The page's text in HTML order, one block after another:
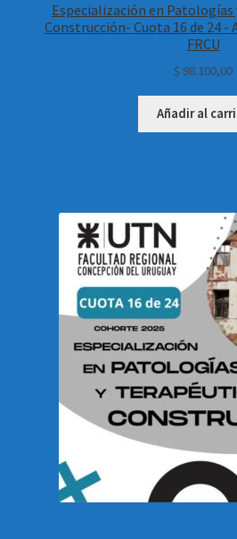
Especialización en Patologías
Construcción- Cuota 16 de 24 -
FRCU
$ 98.100,00
Añadir al